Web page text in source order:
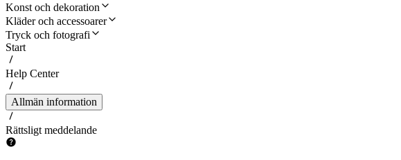
Konst och dekoration
Kläder och accessoarer
Tryck och fotografi
Start
Help Center
Allmän information
Rättsligt meddelande